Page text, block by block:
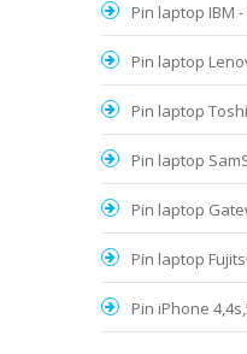
Pin laptop IBM
Pin laptop
Pin laptop
Pin laptop
Pin laptop
Pin laptop
Pin iPhone